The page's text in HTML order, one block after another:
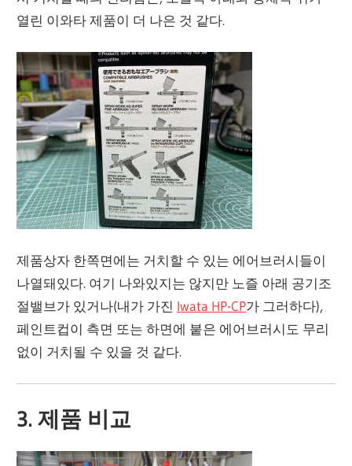
열린 이와타 제품이 더 나은 것 같다.
제품상자 한쪽면에는 거치할 수 있는 에어브러시들이
나열돼있다. 여기 나와있지는 않지만 노즐 아래 공기조
절밸브가 있거나(내가 가진 Iwata HP-CP가 그러하다),
페인트컵이 측면 또는 하면에 붙은 에어브러시도 무리
없이 거치될 수 있을 것 같다.
3. 제품 비교